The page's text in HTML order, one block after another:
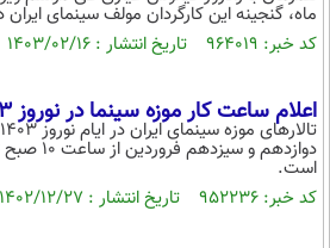
محیط زیست
فناوری و It
اخبار کریپتو
قرآن
سرگرمی
باشگاه مغز
مجله تصویری سلاح
فیلم
اقتصاد
ورزش
عصر ایران 2
خواندنی ها و دیدنی ها
آموزش زبان
ماه، گنجینه این کارگردان مولف سینمای
کد خبر: ۹۶۴۰۱۹ تاریخ انتشار : ۱۴۰۳/۰۲/۱۶
اعلام ساعت کار موزه سینما در نوروز 1403
است.
کد خبر: ۹۵۲۲۳۶ تاریخ انتشار : ۱۴۰۲/۱۲/۲۷